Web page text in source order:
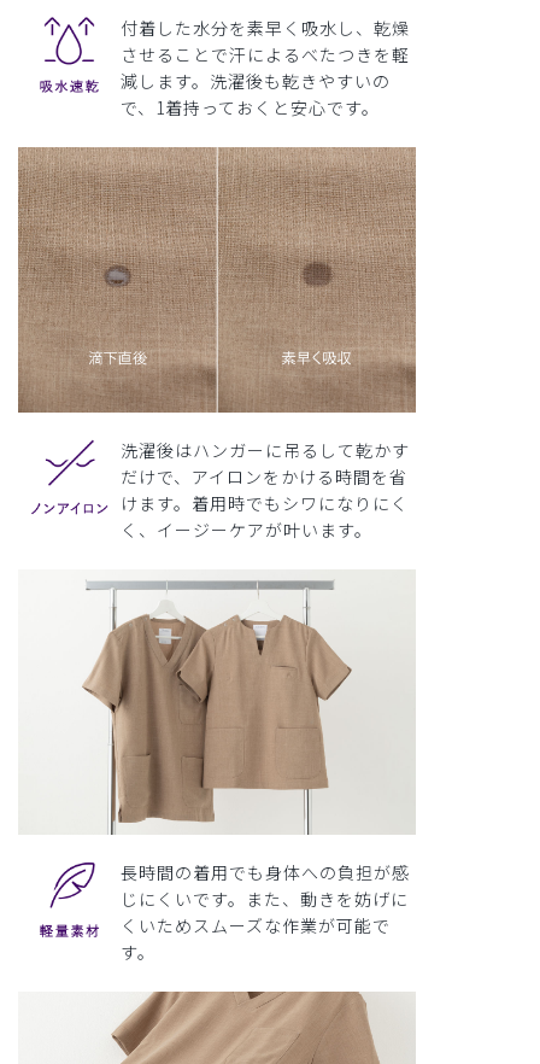
付着した水分を素早く吸水し、乾燥
させることで汗によるべたつきを軽
減します。洗濯後も乾きやすいの
で、1着持っておくと安心です。
洗濯後はハンガーに吊るして乾かす
だけで、アイロンをかける時間を省
けます。着用時でもシワになりにく
く、イージーケアが叶います。
長時間の着用でも身体への負担が感
じにくいです。また、動きを妨げに
くいためスムーズな作業が可能で
す。